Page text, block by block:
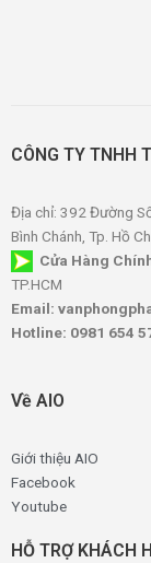
CÔNG TY TNHH
Địa chỉ: 392 Đường
Bình Chánh, Tp. Hồ
Cửa Hàng
TP.HCM
Email:
Hotline: 0981 654
Về AIO
Giới thiệu AIO
Facebook
Youtube
HỖ TRỢ KHÁCH